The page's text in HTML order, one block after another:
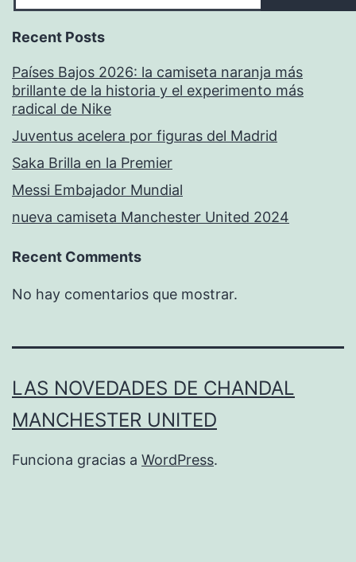
Recent Posts
Países Bajos 2026: la camiseta naranja más
brillante de la historia y el experimento más
radical de Nike
Juventus acelera por figuras del Madrid
Saka Brilla en la Premier
Messi Embajador Mundial
nueva camiseta Manchester United 2024
Recent Comments
No hay comentarios que mostrar.
LAS NOVEDADES DE CHANDAL
MANCHESTER UNITED
Funciona gracias a WordPress.